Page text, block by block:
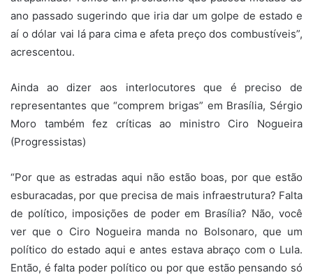
ano passado sugerindo que iria dar um golpe de estado e
aí o dólar vai lá para cima e afeta preço dos combustíveis”,
acrescentou.
Ainda ao dizer aos interlocutores que é preciso de
representantes que “comprem brigas” em Brasília, Sérgio
Moro também fez críticas ao ministro Ciro Nogueira
(Progressistas)
“Por que as estradas aqui não estão boas, por que estão
esburacadas, por que precisa de mais infraestrutura? Falta
de político, imposições de poder em Brasília? Não, você
ver que o Ciro Nogueira manda no Bolsonaro, que um
político do estado aqui e antes estava abraço com o Lula.
Então, é falta poder político ou por que estão pensando só